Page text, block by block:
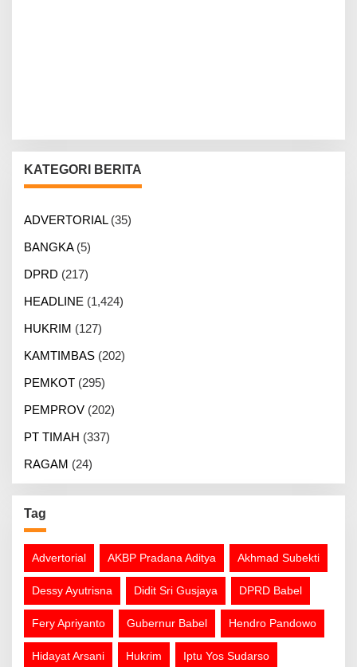
KATEGORI BERITA
ADVERTORIAL(35)
BANGKA(5)
DPRD (217)
HEADLINE (1,424)
HUKRIM (127)
KAMTIMBAS (202)
PEMKOT (295)
PEMPROV (202)
PT TIMAH (337)
RAGAM (24)
Tag
Advertorial AKBP Pradana Aditya Akhmad Subekti
Dessy Ayutrisna Didit Sri Gusjaya DPRD Babel
Fery Apriyanto Gubernur Babel Hendro Pandowo
Hidayat Arsani Hukrim Iptu Yos Sudarso